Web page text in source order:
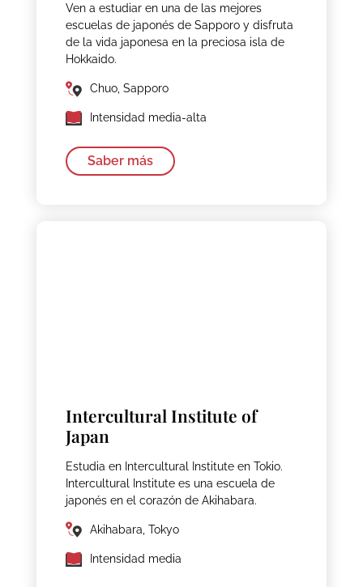
Ven a estudiar en una de las mejores
escuelas de japonés de Sapporo y disfruta
de la vida japonesa en la preciosa isla de
Hokkaido.
Chuo, Sapporo
Intensidad media-alta
Saber más
Intercultural Institute of
Japan
Estudia en Intercultural Institute en Tokio.
Intercultural Institute es una escuela de
japonés en el corazón de Akihabara.
Akihabara, Tokyo
Intensidad media